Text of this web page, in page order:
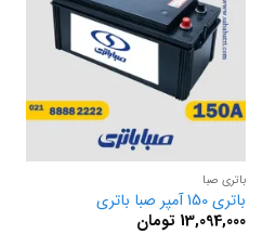
باتری صبا
باتری 150 آمپر صبا باتری
13,094,000 تومان